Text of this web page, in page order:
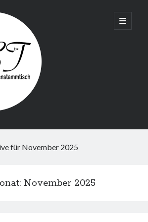
open
primary
für November 2025
November 2025